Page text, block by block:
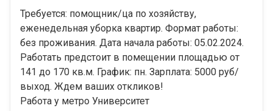
Требуется: помощник/ца по хозяйству,
еженедельная уборка квартир. Формат работы:
без проживания. Дата начала работы: 05.02.2024.
Работать предстоит в помещении площадью от
141 до 170 кв.м. График: пн. Зарплата: 5000 руб/
выход. Ждем ваших откликов!
Работа у метро Университет